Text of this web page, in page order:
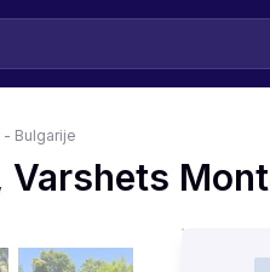
- Bulgarije
Varshets